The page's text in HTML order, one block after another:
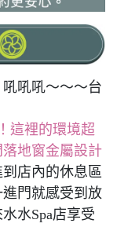
吼吼～～～台
這裡的環境超
地窗金屬設計
到店內的休息區
門就感受到放
水Spa店享受